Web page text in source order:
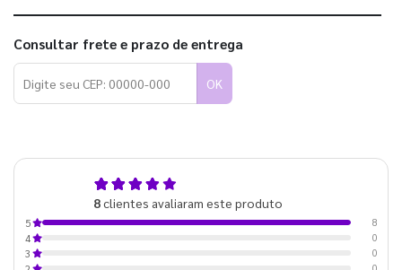
Consultar frete e prazo de entrega
OK
8clientes avaliaram este produto
5
8
4
0
3
0